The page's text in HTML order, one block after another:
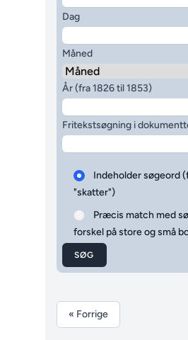
Dag
Måned
År (fra 1826 til 1853)
Fritekstsøgning i
Indeholder søgeord
"skatter")
Præcis match med
forskel på store og små
SØG
« Forrige